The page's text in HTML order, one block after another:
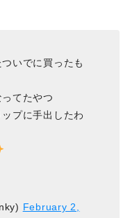
いでに買ったも
てたやつ
プに手出したわ
February 2,